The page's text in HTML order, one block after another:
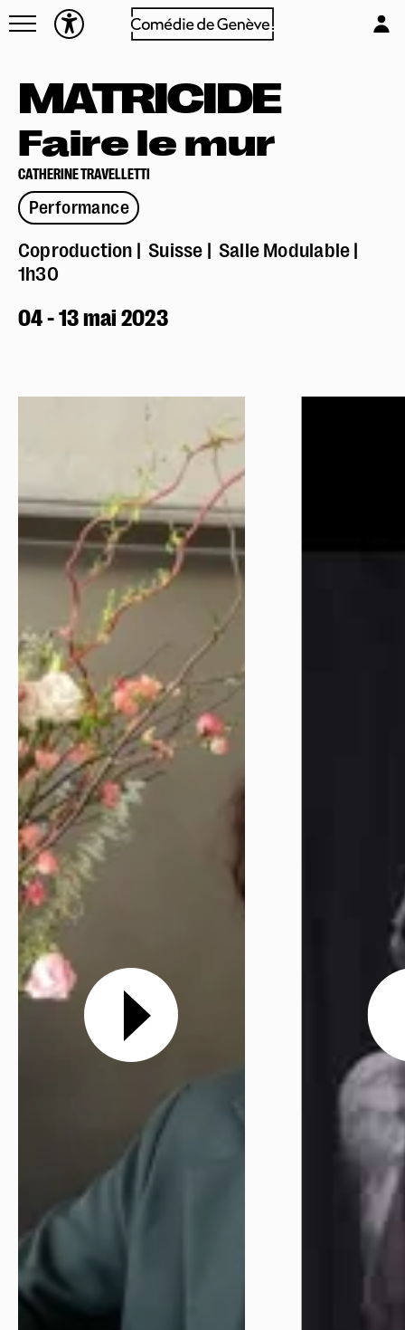
Navettes
Foire aux questions
L'équipe
Partenaires
Louer la Comédie
Technique
Réserver en ligne
Mon compte
Votre venue
MATRICIDE
Faire le mur
CATHERINE TRAVELLETTI
Performance
Coproduction Suisse
Salle Modulable
1h30
04 - 13 mai 2023